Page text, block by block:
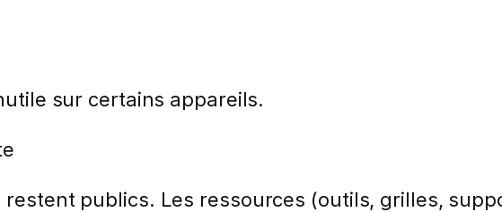
sur certains appareils.
publics. Les ressources (outils, grilles,